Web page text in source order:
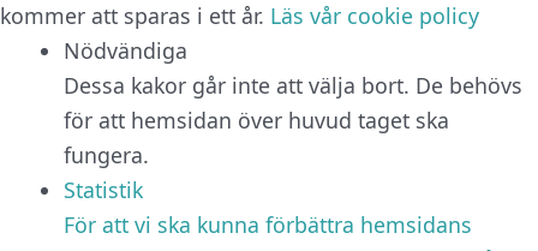
kommer att sparas i ett år. Läs vår cookie policy
Nödvändiga
Dessa kakor går inte att välja bort. De behövs
för att hemsidan över huvud taget ska
fungera.
Statistik
För att vi ska kunna förbättra hemsidans